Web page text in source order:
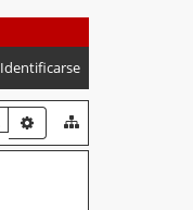
Identificarse
BUSCARBÚSQUEDA